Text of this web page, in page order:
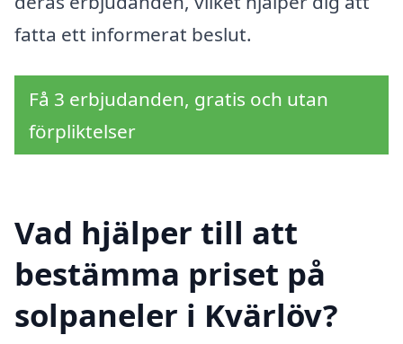
fatta ett informerat beslut.
Få 3 erbjudanden, gratis och utan
förpliktelser
Vad hjälper till att
bestämma priset på
solpaneler i Kvärlöv?